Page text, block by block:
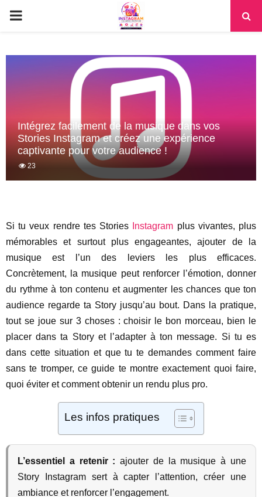
PRIMARY
Intégrez facilement de la musique dans vos
Stories Instagram et créez une expérience
captivante pour votre audience !
23
Si tu veux rendre tes Stories Instagram plus vivantes, plus
mémorables et surtout plus engageantes, ajouter de la
musique est l’un des leviers les plus efficaces.
Concrètement, la musique peut renforcer l’émotion, donner
du rythme à ton contenu et augmenter les chances que ton
audience regarde ta Story jusqu’au bout. Dans la pratique,
tout se joue sur 3 choses : choisir le bon morceau, bien le
placer dans ta Story et l’adapter à ton message. Si tu es
dans cette situation et que tu te demandes comment faire
sans te tromper, ce guide te montre exactement quoi faire,
quoi éviter et comment obtenir un rendu plus pro.
Les infos pratiques
L’essentiel a retenir : ajouter de la musique à une
Story Instagram sert à capter l’attention, créer une
ambiance et renforcer l’engagement.